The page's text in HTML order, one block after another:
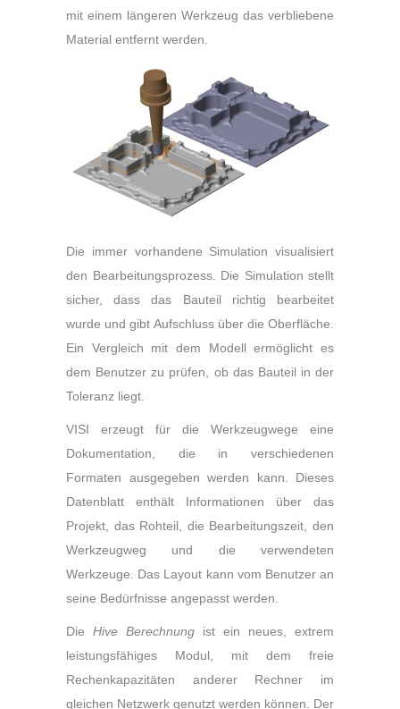
mit einem längeren Werkzeug das verbliebene
Material entfernt werden.
Die immer vorhandene Simulation visualisiert
den Bearbeitungsprozess. Die Simulation stellt
sicher, dass das Bauteil richtig bearbeitet
wurde und gibt Aufschluss über die Oberfläche.
Ein Vergleich mit dem Modell ermöglicht es
dem Benutzer zu prüfen, ob das Bauteil in der
Toleranz liegt.
VISI erzeugt für die Werkzeugwege eine
Dokumentation, die in verschiedenen
Formaten ausgegeben werden kann. Dieses
Datenblatt enthält Informationen über das
Projekt, das Rohteil, die Bearbeitungszeit, den
Werkzeugweg und die verwendeten
Werkzeuge. Das Layout kann vom Benutzer an
seine Bedürfnisse angepasst werden.
Die Hive Berechnung ist ein neues, extrem
leistungsfähiges Modul, mit dem freie
Rechenkapazitäten anderer Rechner im
gleichen Netzwerk genutzt werden können. Der